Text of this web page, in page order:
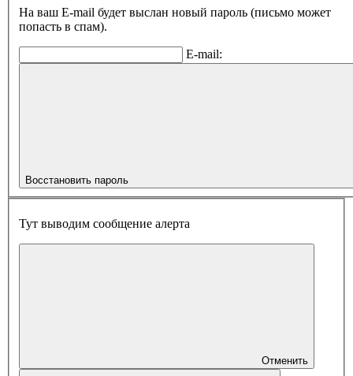
На ваш E-mail будет выслан новый пароль (письмо может
попасть в спам).
E-mail:
Восстановить пароль
Тут выводим сообщение алерта
Отменить